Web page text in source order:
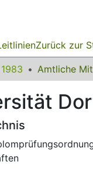
Zurück zur
1983